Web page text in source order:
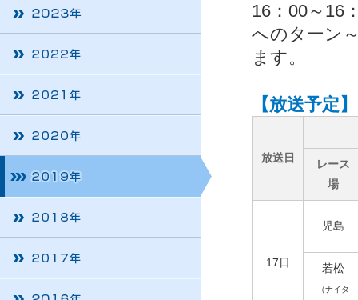
16：00～16
へのターン
ます。
【放送予定】
放送日
レース
場
17日
児島
若松
（ナイタ